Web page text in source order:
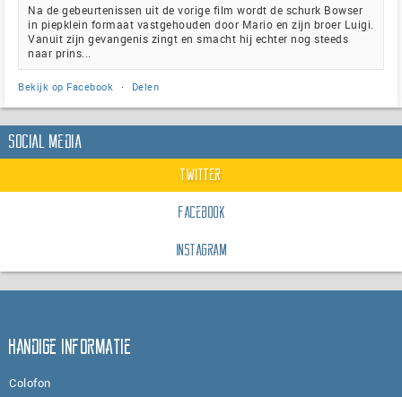
Na de gebeurtenissen uit de vorige film wordt de schurk Bowser
in piepklein formaat vastgehouden door Mario en zijn broer Luigi.
Vanuit zijn gevangenis zingt en smacht hij echter nog steeds
naar prins...
Bekijk op Facebook · Delen
Social Media
Twitter
Facebook
Instagram
Handige informatie
Colofon